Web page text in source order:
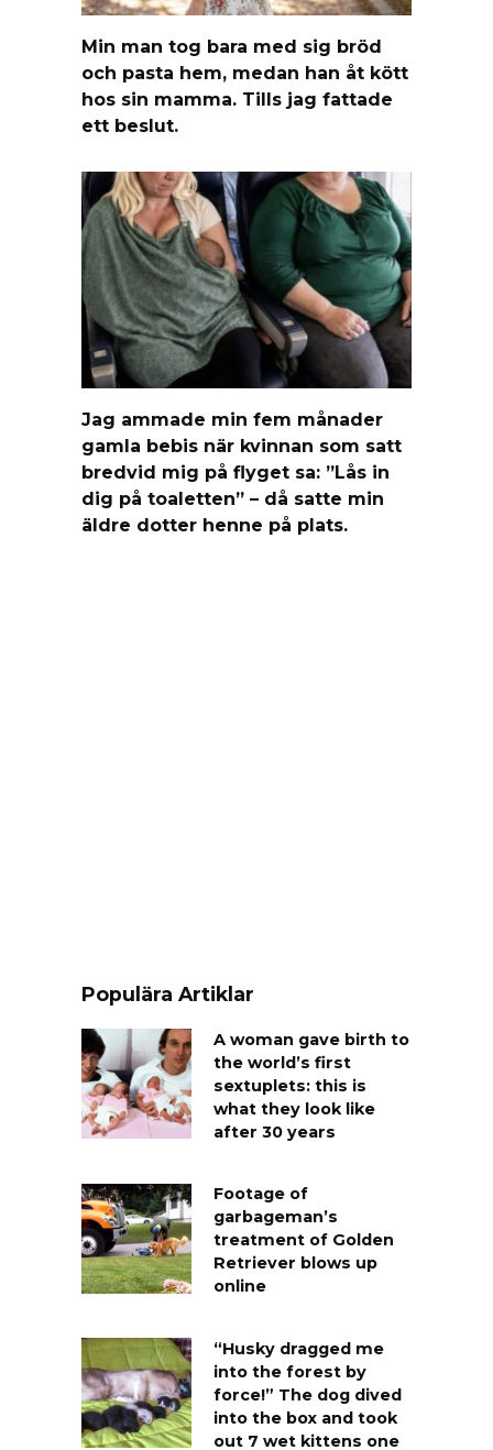
Min man tog bara med sig bröd
och pasta hem, medan han åt kött
hos sin mamma. Tills jag fattade
ett beslut.
Jag ammade min fem månader
gamla bebis när kvinnan som satt
bredvid mig på flyget sa: ”Lås in
dig på toaletten” – då satte min
äldre dotter henne på plats.
Populära Artiklar
A woman gave birth to
the world’s first
sextuplets: this is
what they look like
after 30 years
Footage of
garbageman’s
treatment of Golden
Retriever blows up
online
“Husky dragged me
into the forest by
force!” The dog dived
into the box and took
out 7 wet kittens one